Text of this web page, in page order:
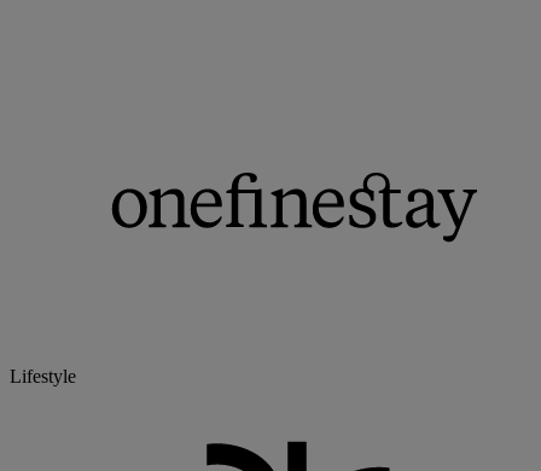
Lifestyle